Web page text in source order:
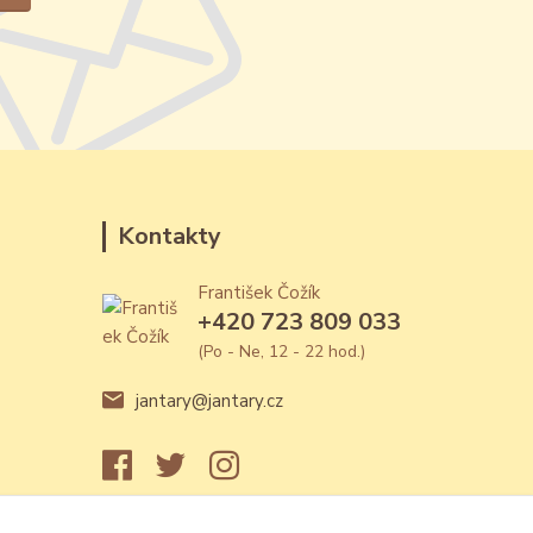
Kontakty
František Čožík
+420 723 809 033
(Po - Ne, 12 - 22 hod.)
jantary@jantary.cz